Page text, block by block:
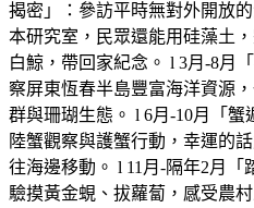
揭密」：參訪平時無對外開放
本研究室，民眾還能用硅藻土
白鯨，帶回家紀念。 l 3月-8月
察屏東恆春半島豐富海洋資源
群與珊瑚生態。 l 6月-10月「
陸蟹觀察與護蟹行動，幸運的
往海邊移動。 l 11月-隔年2月
驗摸黃金蜆、拔蘿蔔，感受農